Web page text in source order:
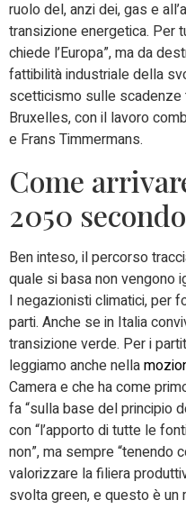
ruolo del, anzi dei, gas e
transizione energetica. Per
chiede l’Europa”, ma da
fattibilità industriale della
scetticismo sulle
Bruxelles, con il lavoro
e Frans Timmermans.
Come
2050
Ben inteso, il percorso
quale si basa non vengono
I negazionisti climatici, per
parti. Anche se in Italia
transizione verde. Per i
leggiamo anche nella
Camera e che ha come
fa “sulla base del principio
con “l’apporto di tutte le
non”, ma sempre “tenendo
valorizzare la filiera
svolta green, e questo è